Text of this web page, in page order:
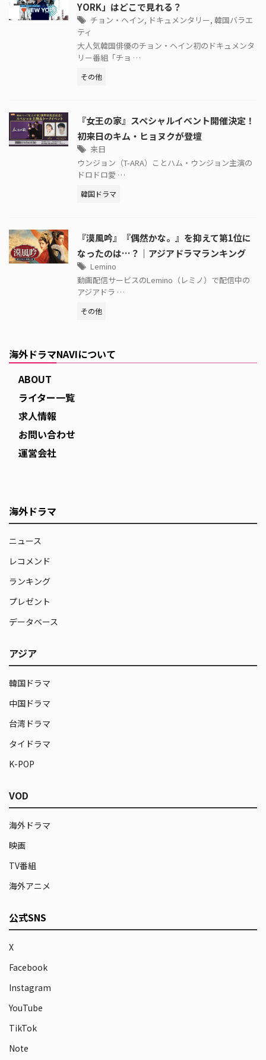
YORK」はどこで見れる？
チョン・ヘイン, ドキュメンタリー, 韓国バラエ
ティ
大人気韓国俳優のチョン・ヘイン初のドキュメンタ
リー番組「チョ …
その他
『女王の家』スペシャルイベント開催決定！
初来日のキム・ヒョヌクが登壇
来日
ウンジョン（T-ARA）ことハム・ウンジョン主演の
ドロドロ愛 …
韓国ドラマ
『漠風吟』『偶然かな。』を抑えて第1位に
なったのは…？｜アジアドラマランキング
Lemino
動画配信サービスのLemino（レミノ）で配信中の
アジアドラ …
その他
海外ドラマNAVIについて
ABOUT
ライター一覧
求人情報
お問い合わせ
運営会社
海外ドラマ
ニュース
レコメンド
ランキング
プレゼント
データベース
アジア
韓国ドラマ
中国ドラマ
台湾ドラマ
タイドラマ
K-POP
VOD
海外ドラマ
映画
TV番組
海外アニメ
公式SNS
X
Facebook
Instagram
YouTube
TikTok
Note